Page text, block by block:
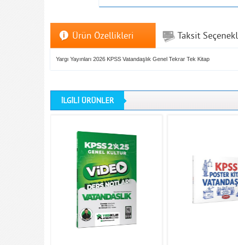
Ürün Özellikleri Taksit
Yargı Yayınları 2026 KPSS Vatandaşlık Genel Tekrar Tek Kitap
İLGİLİ ÜRÜNLER